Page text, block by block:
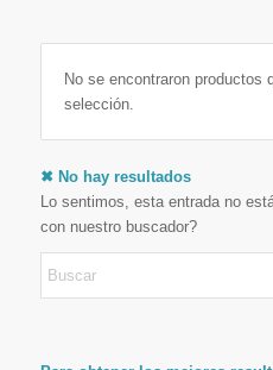
No se encontraron productos
selección.
✖ No hay resultados
Lo sentimos, esta entrada no
con nuestro buscador?